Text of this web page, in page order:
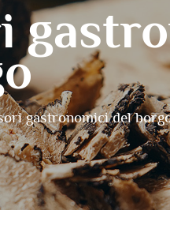
gastronomici del